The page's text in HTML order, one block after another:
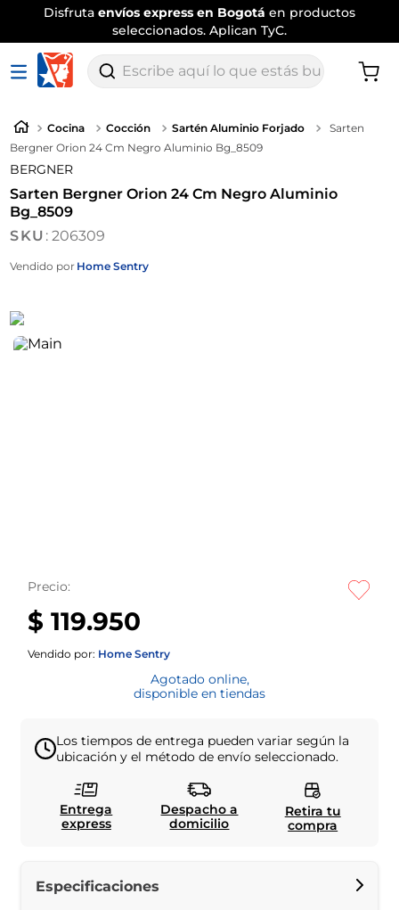
Disfruta envíos express en Bogotá en productos
seleccionados. Aplican TyC.
Escribe aquí lo que estás buscando
Cocina Cocción Sartén Aluminio Forjado
Sarten
Bergner Orion 24 Cm Negro Aluminio Bg_8509
BERGNER
Sarten Bergner Orion 24 Cm Negro Aluminio
Bg_8509
:206309
Vendido por Home Sentry
Precio:
$ 119.950
Vendido por: Home Sentry
Agotado online,
disponible en tiendas
Los tiempos de entrega pueden variar según la
ubicación y el método de envío seleccionado.
Entrega
express
Despacho a
domicilio
Retira tu
compra
Especificaciones